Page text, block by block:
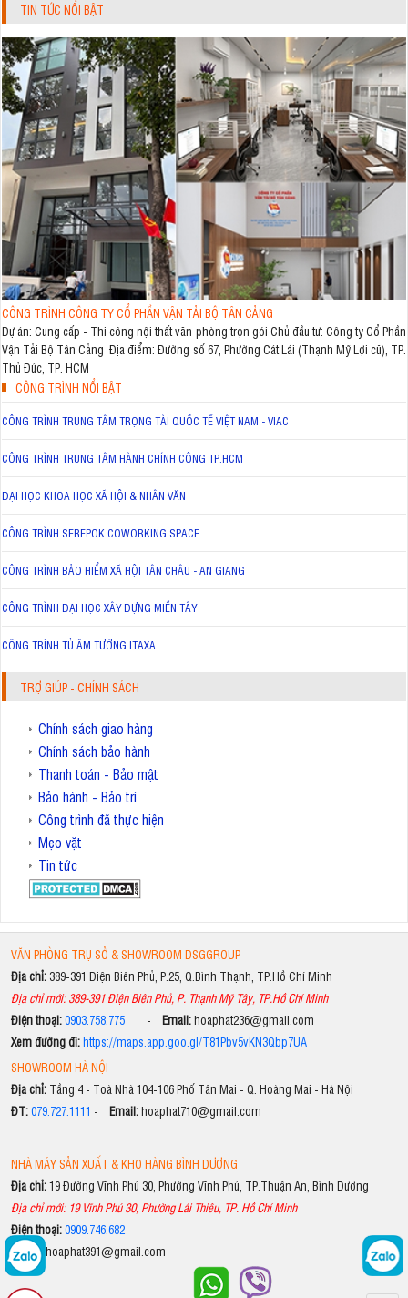
TIN TỨC NỔI BẬT
CÔNG TRÌNH CÔNG TY CỔ PHẦN VẬN TẢI BỘ TÂN CẢNG
Dự án: Cung cấp - Thi công nội thất văn phòng trọn gói Chủ đầu tư: Công ty Cổ Phần
Vận Tải Bộ Tân Cảng Địa điểm: Đường số 67, Phường Cát Lái (Thạnh Mỹ Lợi cũ), TP.
Thủ Đức, TP. HCM
CÔNG TRÌNH NỔI BẬT
CÔNG TRÌNH TRUNG TÂM TRỌNG TÀI QUỐC TẾ VIỆT NAM - VIAC
CÔNG TRÌNH TRUNG TÂM HÀNH CHÍNH CÔNG TP.HCM
ĐẠI HỌC KHOA HỌC XÃ HỘI & NHÂN VĂN
CÔNG TRÌNH SEREPOK COWORKING SPACE
CÔNG TRÌNH BẢO HIỂM XÃ HỘI TÂN CHÂU - AN GIANG
CÔNG TRÌNH ĐẠI HỌC XÂY DỰNG MIỀN TÂY
CÔNG TRÌNH TỦ ÂM TƯỜNG ITAXA
TRỢ GIÚP - CHÍNH SÁCH
Chính sách giao hàng
Chính sách bảo hành
Thanh toán - Bảo mật
Bảo hành - Bảo trì
Công trình đã thực hiện
Mẹo vặt
Tin tức
VĂN PHÒNG TRỤ SỞ & SHOWROOM DSGGROUP
Địa chỉ: 389-391 Điện Biên Phủ, P.25, Q.Bình Thạnh, TP.Hồ Chí Minh
Địa chỉ mới: 389-391 Điện Biên Phủ, P. Thạnh Mỹ Tây, TP.Hồ Chí Minh
Điện thoại:0903.758.775- Email:hoaphat236@gmail.com
Xem đường đi:https://maps.app.goo.gl/T81Pbv5vKN3Qbp7UA
SHOWROOM HÀ NỘI
Địa chỉ:Tầng 4 - Toà Nhà 104-106 Phố Tân Mai - Q. Hoàng Mai - Hà Nội
ĐT:079.727.1111 - Email:hoaphat710@gmail.com
NHÀ MÁY SẢN XUẤT & KHO HÀNG BÌNH DƯƠNG
Địa chỉ:19 Đường Vĩnh Phú 30, Phường Vĩnh Phú, TP.Thuận An, Bình Dương
Địa chỉ mới: 19 Vĩnh Phú 30, Phường Lái Thiêu, TP. Hồ Chí Minh
Điện thoại:0909.746.682
Email:hoaphat391@gmail.com